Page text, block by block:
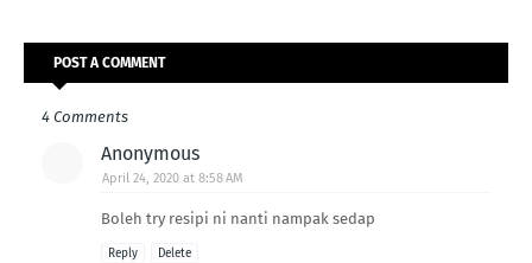
POST A COMMENT
4 Comments
Anonymous
April 24, 2020 at 8:58 AM
Boleh try resipi ni nanti nampak sedap
Reply Delete